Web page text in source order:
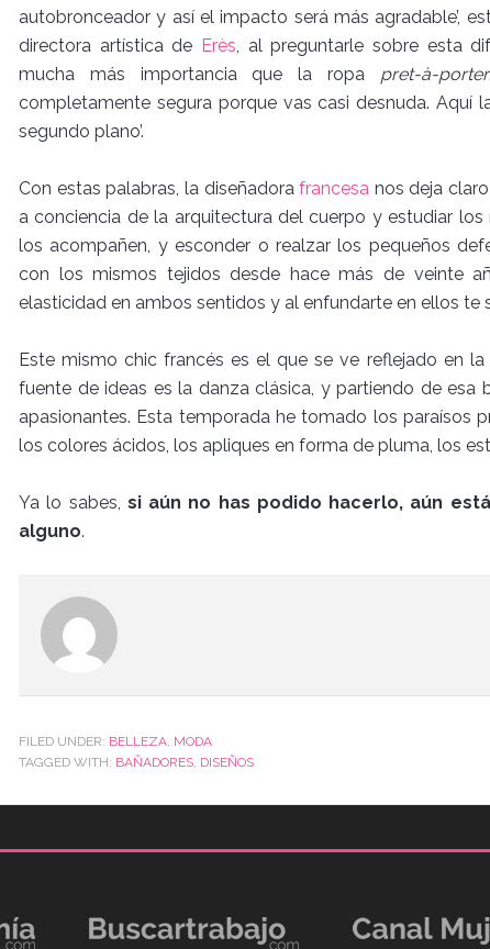
autobronceador y así el impacto será más agradable’,
directora artística de Erès, al preguntarle sobre esta
mucha más importancia que la ropa pret-à-porter
completamente segura porque vas casi desnuda. Aquí
segundo plano’.
Con estas palabras, la diseñadorafrancesa nos deja
a conciencia de la arquitectura del cuerpo y estudiar
los acompañen, y esconder o realzar los pequeños
con los mismos tejidos desde hace más de veinte
elasticidad en ambos sentidos y al enfundarte en ellos te
Este mismo chic francés es el que se ve reflejado en la
fuente de ideas es la danza clásica, y partiendo de esa
apasionantes. Esta temporada he tomado los paraísos
los colores ácidos, los apliques en forma de pluma, los
Ya lo sabes, si aún no has podido hacerlo, aún
alguno.
FILED UNDER: BELLEZA, MODA
TAGGED WITH: BAÑADORES, DISEÑOS